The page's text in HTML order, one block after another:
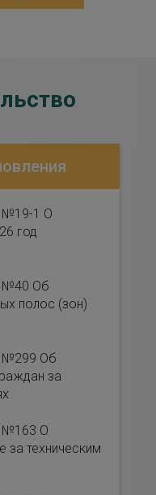
№19-1 О
год
№40 Об
полос (зон)
№299 Об
за
№163 О
за техническим